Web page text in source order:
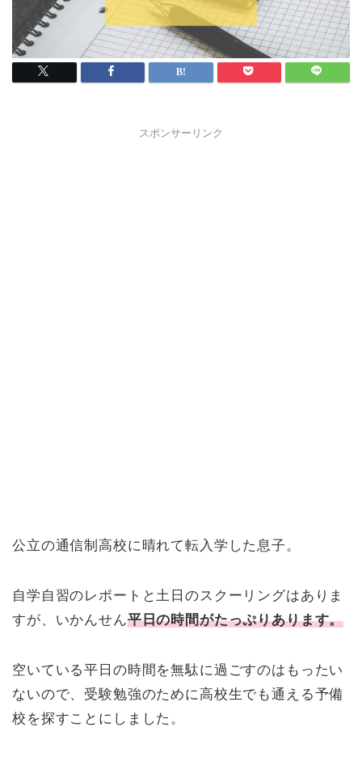
スポンサーリンク
公立の通信制高校に晴れて転入学した息子。
自学自習のレポートと土日のスクーリングはありま
すが、いかんせん平日の時間がたっぷりあります。
空いている平日の時間を無駄に過ごすのはもったい
ないので、受験勉強のために高校生でも通える予備
校を探すことにしました。